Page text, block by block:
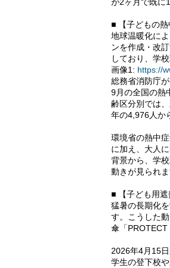
が2ヶ月で既に
■ 【子どもの熱
地球温暖化に
ンを作成・改
しており、学
画像1: https://
総務省消防庁
9月の全国の熱
齢区分別では
年の4,976人か
環境省の熱中
に加え、大人
背景から、学
動きが見られま
■ 【子ども用遮
猛暑の長期化
す。こうした
傘「PROTECT
2026年4月15
学生の登下校